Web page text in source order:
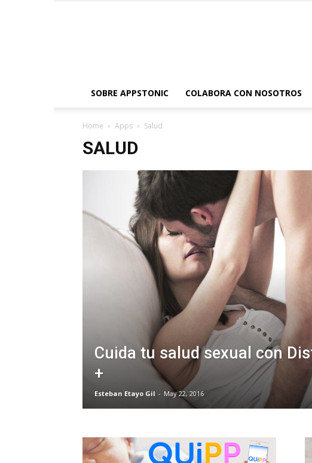
SOBRE APPSTONIC COLABORA CON NOSOTROS
Home Apps Salud
SALUD
Cuida tu salud sexual con
+
Esteban Etayo Gil - May 22, 2016